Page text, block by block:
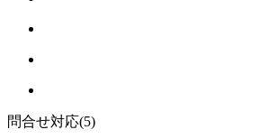
問合せ対応(5)